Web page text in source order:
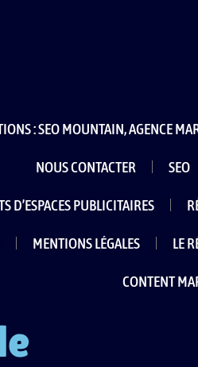
: SEO MOUNTAIN, AGENCE
NOUS CONTACTER SEO
D’ESPACES PUBLICITAIRES
MENTIONS LÉGALES LE
CONTENT